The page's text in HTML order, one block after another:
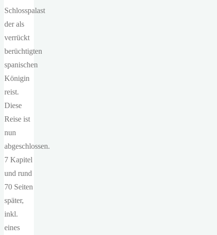
Schlosspalast
der als
verrückt
berüchtigten
spanischen
Königin
reist.
Diese
Reise ist
nun
abgeschlossen.
7 Kapitel
und rund
70 Seiten
später,
inkl.
eines